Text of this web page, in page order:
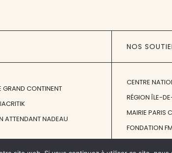
GRAND CONTINENT
ATTENDANT NADEAU
NOS
CENTRE
RÉGION ÎLE-
MAIRIE PARIS
FONDATION